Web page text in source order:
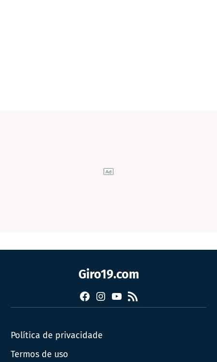
Giro19.com
Facebook
Instagram
YouTube
RSS
Política de privacidade
Termos de uso